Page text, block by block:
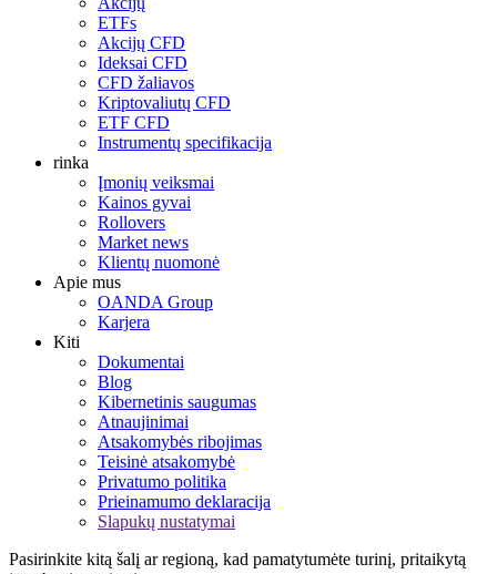
ETFs
Akcijų CFD
Ideksai CFD
CFD žaliavos
Kriptovaliutų CFD
ETF CFD
Instrumentų specifikacija
rinka
Įmonių veiksmai
Kainos gyvai
Rollovers
Market news
Klientų nuomonė
Apie mus
OANDA Group
Karjera
Kiti
Dokumentai
Blog
Kibernetinis saugumas
Atnaujinimai
Atsakomybės ribojimas
Teisinė atsakomybė
Privatumo politika
Prieinamumo deklaracija
Slapukų nustatymai
Pasirinkite kitą šalį ar regioną, kad pamatytumėte turinį, pritaikytą